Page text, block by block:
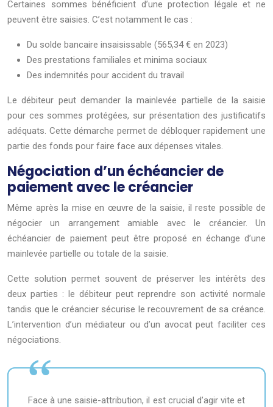
Certaines sommes bénéficient d’une protection légale et ne
peuvent être saisies. C’est notamment le cas :
Du solde bancaire insaisissable (565,34 € en 2023)
Des prestations familiales et minima sociaux
Des indemnités pour accident du travail
Le débiteur peut demander la mainlevée partielle de la saisie
pour ces sommes protégées, sur présentation des justificatifs
adéquats. Cette démarche permet de débloquer rapidement une
partie des fonds pour faire face aux dépenses vitales.
Négociation d’un échéancier de
paiement avec le créancier
Même après la mise en œuvre de la saisie, il reste possible de
négocier un arrangement amiable avec le créancier. Un
échéancier de paiement peut être proposé en échange d’une
mainlevée partielle ou totale de la saisie.
Cette solution permet souvent de préserver les intérêts des
deux parties : le débiteur peut reprendre son activité normale
tandis que le créancier sécurise le recouvrement de sa créance.
L’intervention d’un médiateur ou d’un avocat peut faciliter ces
négociations.
Face à une saisie-attribution, il est crucial d’agir vite et